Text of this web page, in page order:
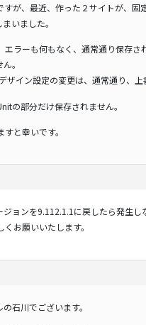
すが、最近、作った２サイトが、固
いました。
ラーも何もなく、通常通り保存さ
。
イン設定の変更は、通常通り、上
の部分だけ保存されません。
と幸いです。
ョンを9.112.1.1に戻したら発生し
お願いいたします。
石川でございます。